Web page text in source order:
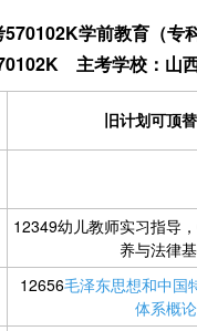
学前教育（专
主考学校：山
旧计划可顶
12349幼儿教师实习指导
养与法律
12656毛泽东思想和中国
体系概论